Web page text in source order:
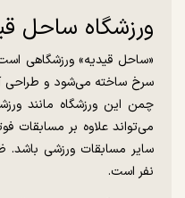
ورزشگاه ساحل
«ساحل قیدیه» ورزشگاهی
سرخ ساخته می‌شود و طراحی
چمن این ورزشگاه مانند
‏می‌تواند علاوه بر مسابقات
نفر است.